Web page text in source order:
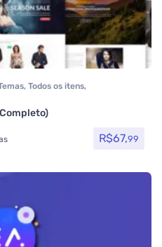
, Todos os itens,
R$67,99